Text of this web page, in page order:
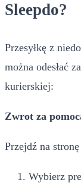
Sleepdo?
Przesyłkę z
można odesłać
kurierskiej:
Zwrot za
Przejdź na
Wybierz